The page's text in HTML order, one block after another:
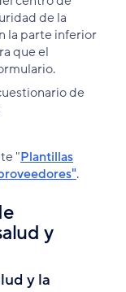
de la
la parte inferior
que el
de
"Plantillas
.
y
y la